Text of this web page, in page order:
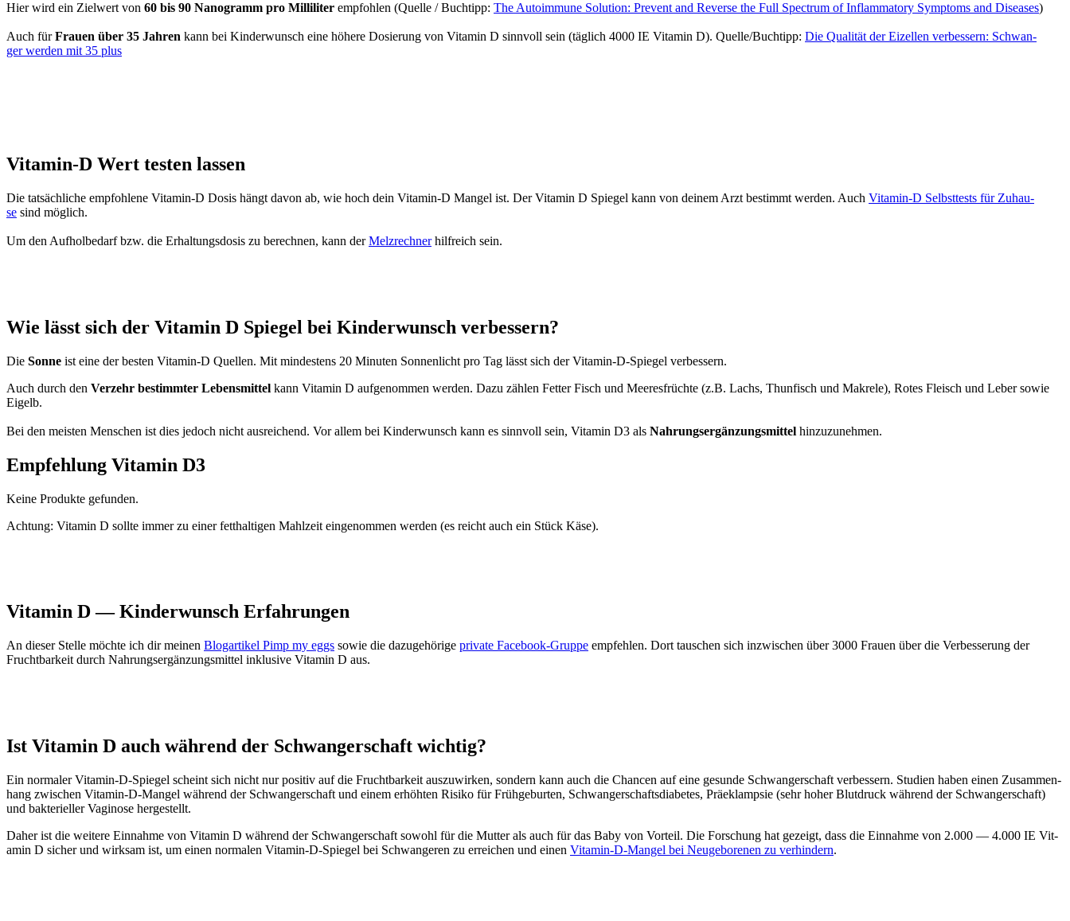
Hier wird ein Ziel­wert von 60 bis 90 Nano­gramm pro Mil­li­li­ter emp­foh­len (Quel­le / Buch­tipp: The Auto­im­mu­ne Solu­ti­on: Pre­vent and Rever­se the Full Spec­trum of Inflamm­a­to­ry Sym­ptoms and Dise­a­ses)
Auch fürFrau­en über 35 Jah­ren kann bei Kin­der­wunsch eine höhe­re Dosie­rung von Vit­amin D sinn­voll sein (täg­lich 4000 IE Vit­amin D). Quelle/Buchtipp: Die Qua­li­tät der Eizel­len ver­bes­sern: Schwan­
ger wer­den mit 35 plus
Vitamin‑D Wert tes­ten las­sen
Die tat­säch­li­che emp­foh­le­ne Vitamin‑D Dosis hängt davon ab, wie hoch dein Vitamin‑D Man­gel ist. Der Vit­amin D Spie­gel kann von dei­nem Arzt bestimmt wer­den. Auch Vitamin‑D Selbst­tests für Zuhau­
se sind mög­lich.
Um den Auf­hol­be­darf bzw. die Erhal­tungs­do­sis zu berech­nen, kann derMelz­rech­nerhilf­reich sein.
Wie lässt sich der Vit­amin D Spie­gel bei Kin­der­wunsch ver­bes­sern?
Die Son­ne ist eine der bes­ten Vitamin‑D Quel­len. Mit min­des­tens 20 Minu­ten Son­nen­licht pro Tag lässt sich der Vit­amin-D-Spie­gel ver­bes­sern.
Auch durch den Ver­zehr bestimm­ter Lebens­mit­tel kann Vit­amin D auf­ge­nom­men wer­den. Dazu zäh­len Fet­ter Fisch und Mee­res­früch­te (z.B. Lachs, Thun­fisch und Makre­le), Rotes Fleisch und Leber sowie
Eigelb.
Bei den meis­ten Men­schen ist dies jedoch nicht aus­rei­chend. Vor allem bei Kin­der­wunsch kann es sinn­voll sein, Vit­amin D3 als Nah­rungs­er­gän­zungs­mit­tel hin­zu­zu­neh­men.
Emp­feh­lung Vit­amin D3
Kei­ne Pro­duk­te gefun­den.
Ach­tung: Vit­amin D soll­te immer zu einer fett­hal­ti­gen Mahl­zeit ein­ge­nom­men wer­den (es reicht auch ein Stück Käse).
Vit­amin D — Kin­der­wunsch Erfah­run­gen
An die­ser Stel­le möch­te ich dir mei­nen Blog­ar­ti­kel Pimp my eggs sowie die dazu­ge­hö­ri­ge pri­va­te Face­book-Grup­pe emp­feh­len. Dort tau­schen sich inzwi­schen über 3000 Frau­en über die Ver­bes­se­rung der
Frucht­bar­keit durch Nah­rungs­er­gän­zungs­mit­tel inklu­si­ve Vit­amin D aus.
Ist Vit­amin D auch wäh­rend der Schwan­ger­schaft wich­tig?
Ein nor­ma­ler Vit­amin-D-Spie­gel scheint sich nicht nur posi­tiv auf die Frucht­bar­keit aus­zu­wir­ken, son­dern kann auch die Chan­cen auf eine gesun­de Schwan­ger­schaft ver­bes­sern. Stu­di­en haben einen Zusam­men­
hang zwi­schen Vit­amin-D-Man­gel wäh­rend der Schwan­ger­schaft und einem erhöh­ten Risi­ko für Früh­ge­bur­ten, Schwan­ger­schafts­dia­be­tes, Prä­ek­lamp­sie (sehr hoher Blut­druck wäh­rend der Schwan­ger­schaft)
und bak­te­ri­el­ler Vagi­no­se her­ge­stellt.
Daher ist die wei­te­re Ein­nah­me von Vit­amin D wäh­rend der Schwan­ger­schaft sowohl für die Mut­ter als auch für das Baby von Vor­teil. Die For­schung hat gezeigt, dass die Ein­nah­me von 2.000 — 4.000 IE Vit­
amin D sicher und wirk­sam ist, um einen nor­ma­len Vit­amin-D-Spie­gel bei Schwan­ge­ren zu errei­chen und einen Vit­amin-D-Man­gel bei Neu­ge­bo­re­nen zu ver­hin­dern.